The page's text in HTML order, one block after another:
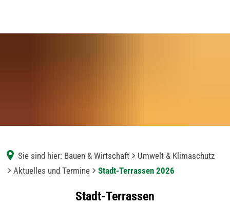
Sie sind hier: Bauen & Wirtschaft
Umwelt & Klimaschutz
Aktuelles und Termine
Stadt-Terrassen 2026
Stadt-Terrassen